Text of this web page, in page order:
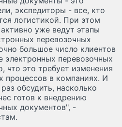
экспедиторы - все, кто
логистикой. При этом
уже ведут этапы
перевозочных
большое число клиентов
электронных перевозочных
что это требует изменения
процессов в компаниях. И
обсудить, насколько
готов к внедрению
документов", -